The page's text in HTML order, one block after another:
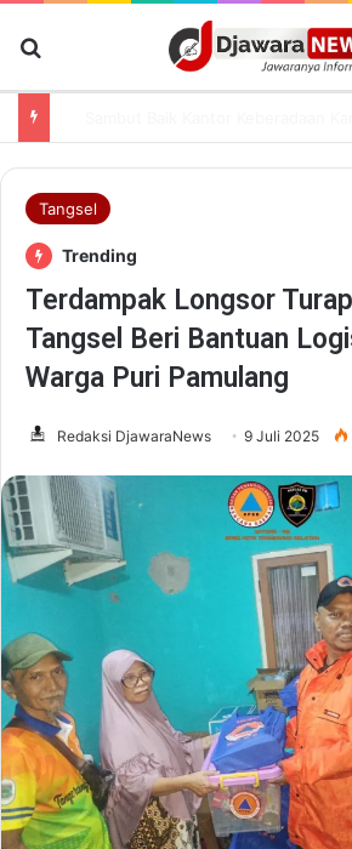
Tangsel
Trending
Terdampak Longsor
Tangsel Beri Bantuan
Warga Puri Pamulang
Redaksi DjawaraNews 9 Juli 2025